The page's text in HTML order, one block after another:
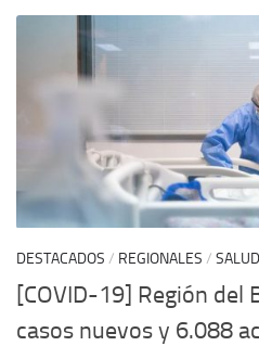
DESTACADOS / REGIONALES / SALUD
[COVID-19] Región del
casos nuevos y 6.088